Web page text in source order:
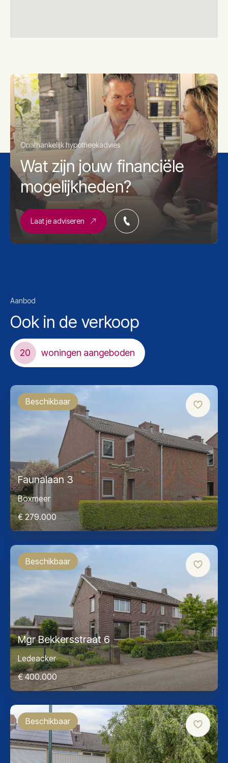
Onafhankelijk hypotheekadvies
Wat zijn jouw financiële
mogelijkheden?
Laat je adviseren
Aanbod
Ook in de verkoop
20 woningen aangeboden
Beschikbaar
Faunalaan 3
Boxmeer
€ 279.000
Beschikbaar
Mgr Bekkersstraat 6
Ledeacker
€ 400.000
Beschikbaar